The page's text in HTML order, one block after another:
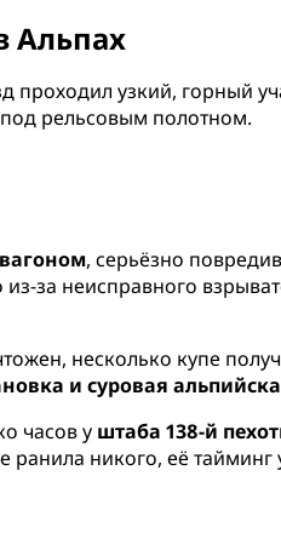
Альпах
проходил узкий, горный
рельсовым полотном.
, серьёзно
из-за неисправного
несколько купе
и суровая
часов у штаба 138-й
никого, её